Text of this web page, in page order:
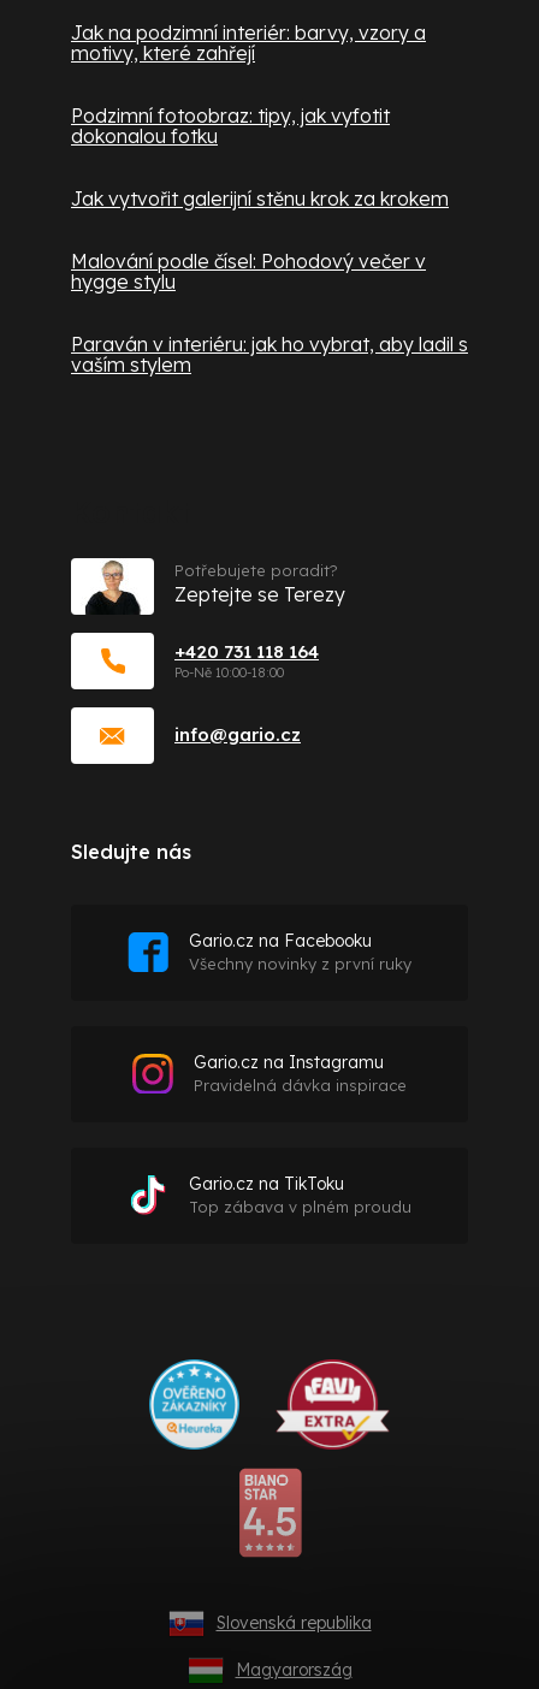
Jak na podzimní interiér: barvy, vzory a
motivy, které zahřejí
Podzimní fotoobraz: tipy, jak vyfotit
dokonalou fotku
Jak vytvořit galerijní stěnu krok za krokem
Malování podle čísel: Pohodový večer v
hygge stylu
Paraván v interiéru: jak ho vybrat, aby ladil s
vaším stylem
info@gario.cz
+420 731 118 164
Potřebujete poradit?
Zeptejte se Terezy
Sledujte nás
Gario.cz na Facebooku
Všechny novinky z první ruky
Gario.cz na Instagramu
Pravidelná dávka inspirace
Gario.cz na TikToku
Top zábava v plném proudu
Slovenská republika
Magyarország